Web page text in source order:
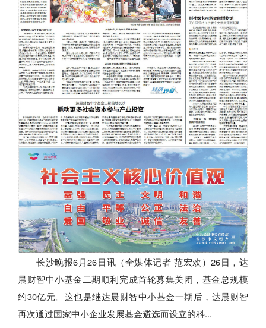
长沙晚报6月26日讯（全媒体记者 范宏欢）26日，达
晨财智中小基金二期顺利完成首轮募集关闭，基金总规模
约30亿元。这也是继达晨财智中小基金一期后，达晨财智
再次通过国家中小企业发展基金遴选而设立的科...